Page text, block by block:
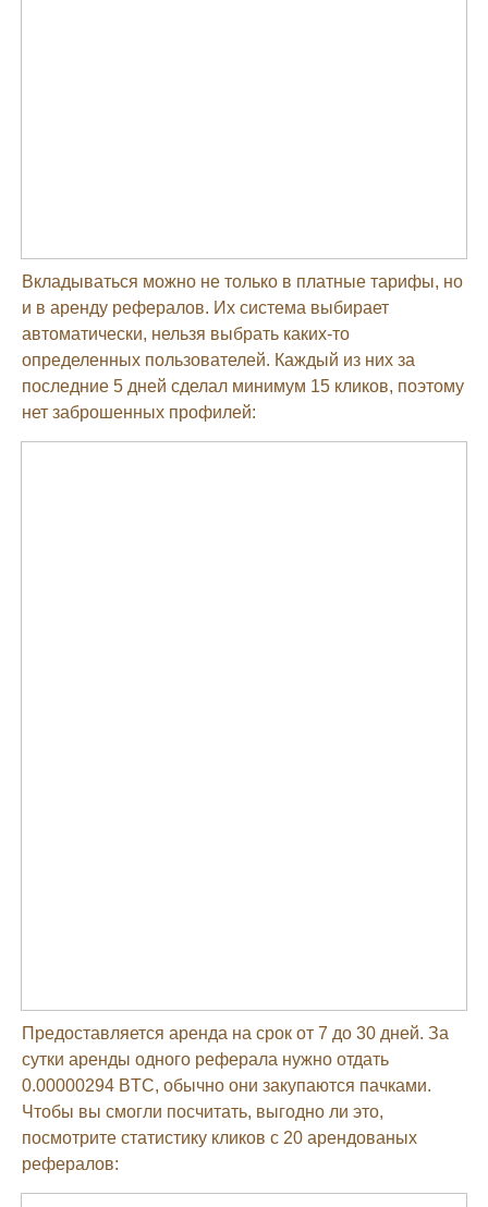
Вкладываться можно не только в платные тарифы, но
и в аренду рефералов. Их система выбирает
автоматически, нельзя выбрать каких-то
определенных пользователей. Каждый из них за
последние 5 дней сделал минимум 15 кликов, поэтому
нет заброшенных профилей:
Предоставляется аренда на срок от 7 до 30 дней. За
сутки аренды одного реферала нужно отдать
0.00000294 BTC, обычно они закупаются пачками.
Чтобы вы смогли посчитать, выгодно ли это,
посмотрите статистику кликов с 20 арендованых
рефералов: